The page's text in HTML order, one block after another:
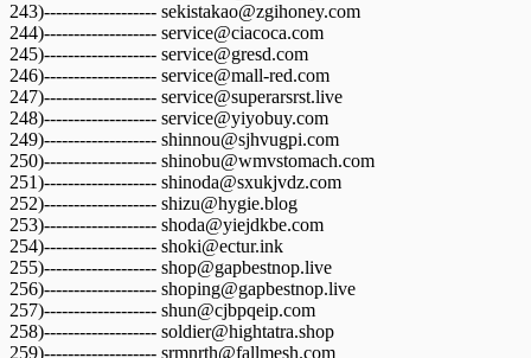
243)------------------- sekistakao@zgihoney.com
244)------------------- service@ciacoca.com
245)------------------- service@gresd.com
246)------------------- service@mall-red.com
247)------------------- service@superarsrst.live
248)------------------- service@yiyobuy.com
249)------------------- shinnou@sjhvugpi.com
250)------------------- shinobu@wmvstomach.com
251)------------------- shinoda@sxukjvdz.com
252)------------------- shizu@hygie.blog
253)------------------- shoda@yiejdkbe.com
254)------------------- shoki@ectur.ink
255)------------------- shop@gapbestnop.live
256)------------------- shoping@gapbestnop.live
257)------------------- shun@cjbpqeip.com
258)------------------- soldier@hightatra.shop
259)------------------- srmnrth@fallmesh.com